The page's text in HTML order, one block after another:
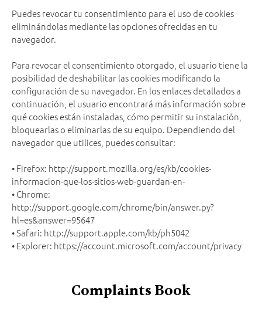
Puedes revocar tu consentimiento para el uso de cookies
eliminándolas mediante las opciones ofrecidas en tu
navegador.
Para revocar el consentimiento otorgado, el usuario tiene la
posibilidad de deshabilitar las cookies modificando la
configuración de su navegador. En los enlaces detallados a
continuación, el usuario encontrará más información sobre
qué cookies están instaladas, cómo permitir su instalación,
bloquearlas o eliminarlas de su equipo. Dependiendo del
navegador que utilices, puedes consultar:
• Firefox: http://support.mozilla.org/es/kb/cookies-
informacion-que-los-sitios-web-guardan-en-
• Chrome:
http://support.google.com/chrome/bin/answer.py?
hl=es&answer=95647
• Safari: http://support.apple.com/kb/ph5042
• Explorer: https://account.microsoft.com/account/privacy
Complaints Book